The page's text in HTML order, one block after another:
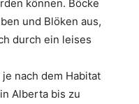
können. Böcke
und Blöken aus,
durch ein leises
nach dem Habitat
Alberta bis zu